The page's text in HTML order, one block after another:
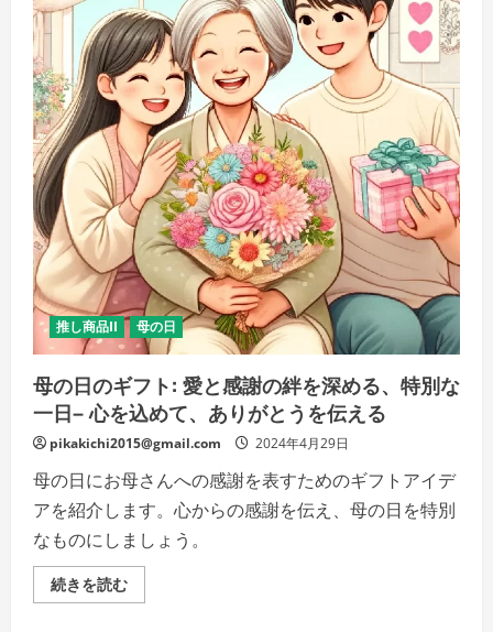
魅
力
に
酔
い
し
れ
る
「贅
沢、
グ
ル
メ、
ギ
フ
ト、
味
覚
験」
の
詳
細
ご
覧
く
だ
さ
推し商品II 母の日
母の日のギフト: 愛と感謝の絆を深める、特別な
一日– 心を込めて、ありがとうを伝える
pikakichi2015@gmail.com 2024年4月29日
母の日にお母さんへの感謝を表すためのギフトアイデ
アを紹介します。心からの感謝を伝え、母の日を特別
なものにしましょう。
続きを読む母
の